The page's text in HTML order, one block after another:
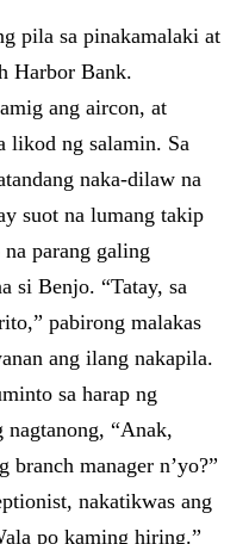
pila sa pinakamalaki at
Harbor Bank.
ang aircon, at
likod ng salamin. Sa
naka-dilaw na
suot na lumang takip
parang galing
si Benjo. “Tatay, sa
pabirong malakas
ang ilang nakapila.
sa harap ng
nagtanong, “Anak,
branch manager n’yo?”
nakatikwas ang
po kaming hiring.”